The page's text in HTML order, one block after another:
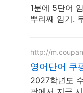
1분에 5단어
뿌리째 암기.
http://
영어단어 쿠
2027학년도